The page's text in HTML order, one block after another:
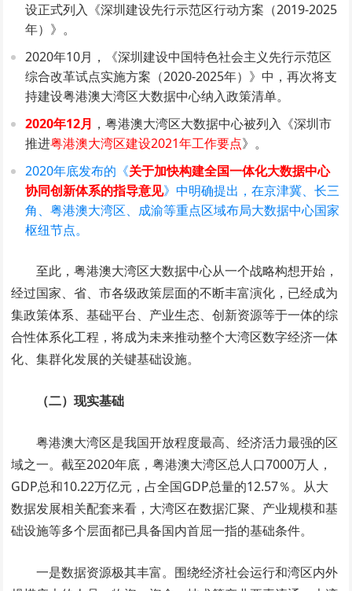
设正式列入《深圳建设先行示范区行动方案（2019-2025
年）》。
2020年10月，《深圳建设中国特色社会主义先行示范区
综合改革试点实施方案（2020-2025年）》中，再次将支
持建设粤港澳大湾区大数据中心纳入政策清单。
2020年12月 ，粤港澳大湾区大数据中心被列入《深圳市
推进粤港澳大湾区建设2021年工作要点》。
2020年底发布的《关于加快构建全国一体化大数据中心
协同创新体系的指导意见》中明确提出，在京津冀、长三
角、粤港澳大湾区、成渝等重点区域布局大数据中心国家
枢纽节点。
至此，粤港澳大湾区大数据中心从一个战略构想开始，
经过国家、省、市各级政策层面的不断丰富演化，已经成为
集政策体系、基础平台、产业生态、创新资源等于一体的综
合性体系化工程，将成为未来推动整个大湾区数字经济一体
化、集群化发展的关键基础设施。
（二）现实基础
粤港澳大湾区是我国开放程度最高、经济活力最强的区
域之一。截至2020年底，粤港澳大湾区总人口7000万人，
GDP总和10.22万亿元，占全国GDP总量的12.57％。从大
数据发展相关配套来看，大湾区在数据汇聚、产业规模和基
础设施等多个层面都已具备国内首屈一指的基础条件。
一是数据资源极其丰富。围绕经济社会运行和湾区内外